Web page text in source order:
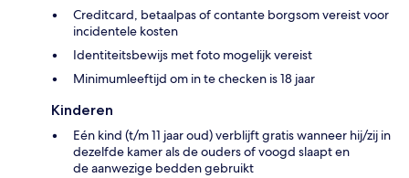
Creditcard, betaalpas of contante borgsom vereist voor
incidentele kosten
Identiteitsbewijs met foto mogelijk vereist
Minimumleeftijd om in te checken is 18 jaar
Kinderen
Eén kind (t/m 11 jaar oud) verblijft gratis wanneer hij/zij in
dezelfde kamer als de ouders of voogd slaapt en
de aanwezige bedden gebruikt